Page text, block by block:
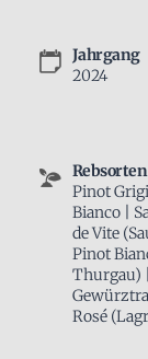
Jahrgang
2024
Rebsorten
Pinot
Bianco |
de Vite
Pinot
Thurgau) |
Rosé